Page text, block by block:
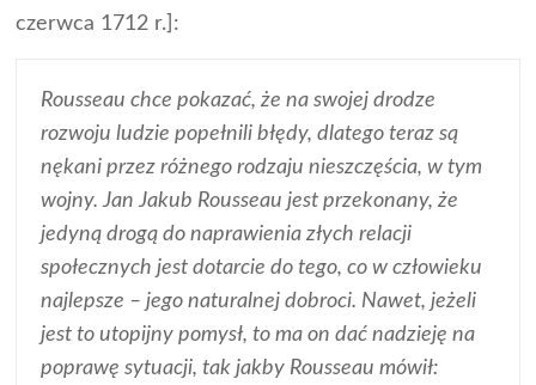
czerwca 1712 r.]:
Rousseau chce pokazać, że na swojej drodze
rozwoju ludzie popełnili błędy, dlatego teraz są
nękani przez różnego rodzaju nieszczęścia, w tym
wojny. Jan Jakub Rousseau jest przekonany, że
jedyną drogą do naprawienia złych relacji
społecznych jest dotarcie do tego, co w człowieku
najlepsze – jego naturalnej dobroci. Nawet, jeżeli
jest to utopijny pomysł, to ma on dać nadzieję na
poprawę sytuacji, tak jakby Rousseau mówił: